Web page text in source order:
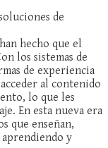
de
hecho que el
los sistemas de
de experiencia
al contenido
lo que les
En esta nueva era
que enseñan,
aprendiendo y